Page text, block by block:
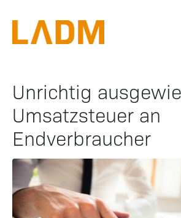
Unrichtig
Umsatzsteuer an
Endverbraucher